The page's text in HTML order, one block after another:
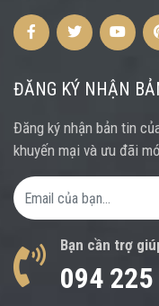
FacebookTwitter
ĐĂNG KÝ NHẬN
Đăng ký nhận bản tin
khuyến mại và ưu đãi
Email Address
Bạn cần trợ
094